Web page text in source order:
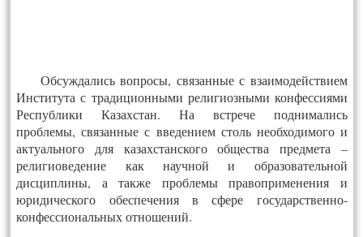
Обсуждались вопросы, связанные с взаимодействием
Института с традиционными религиозными конфессиями
Республики Казахстан. На встрече поднимались
проблемы, связанные с введением столь необходимого и
актуального для казахстанского общества предмета –
религиоведение как научной и образовательной
дисциплины, а также проблемы правоприменения и
юридического обеспечения в сфере государственно-
конфессиональных отношений.